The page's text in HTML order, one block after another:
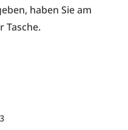
haben Sie am
Tasche.